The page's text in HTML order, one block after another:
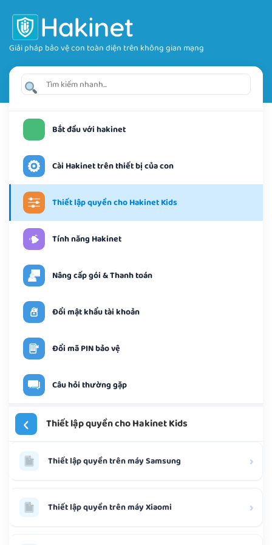
Giải pháp bảo vệ con toàn diện trên không gian mạng
Bắt đầu với hakinet
Cài Hakinet trên thiết bị của con
Thiết lập quyền cho Hakinet Kids
Tính năng Hakinet
Nâng cấp gói & Thanh toán
Đổi mật khẩu tài khoản
Đổi mã PIN bảo vệ
Câu hỏi thường gặp
‹ Thiết lập quyền cho Hakinet Kids
Thiết lập quyền trên máy Samsung ›
Thiết lập quyền trên máy Xiaomi ›